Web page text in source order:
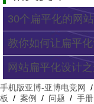
30个扁平化的网
教你如何让扁平
网站扁平化设计
手机版亚博-亚博电竞网 /
板
/ 案例 / 问题 / 手册